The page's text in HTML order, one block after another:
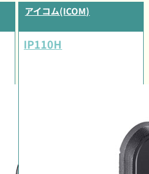
アイコム(ICOM)
IP110H